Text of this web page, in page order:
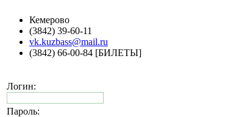
Кемерово
(3842) 39-60-11
vk.kuzbass@mail.ru
(3842) 66-00-84 [БИЛЕТЫ]
Логин:
Пароль: